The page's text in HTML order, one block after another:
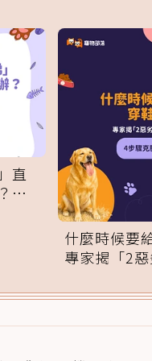
直
專
什麼時候要
專家揭「2